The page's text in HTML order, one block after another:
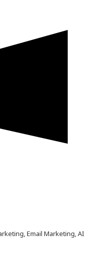
Email Marketing, AI